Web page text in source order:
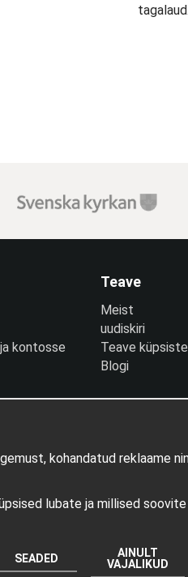
kontosse
Teave
Meist
uudiskiri
Teave
Blogi
Tootja: Wikinggruppen
kohandatud reklaame
lubate ja millised
SEADED
AINULT
VAJALIKUD